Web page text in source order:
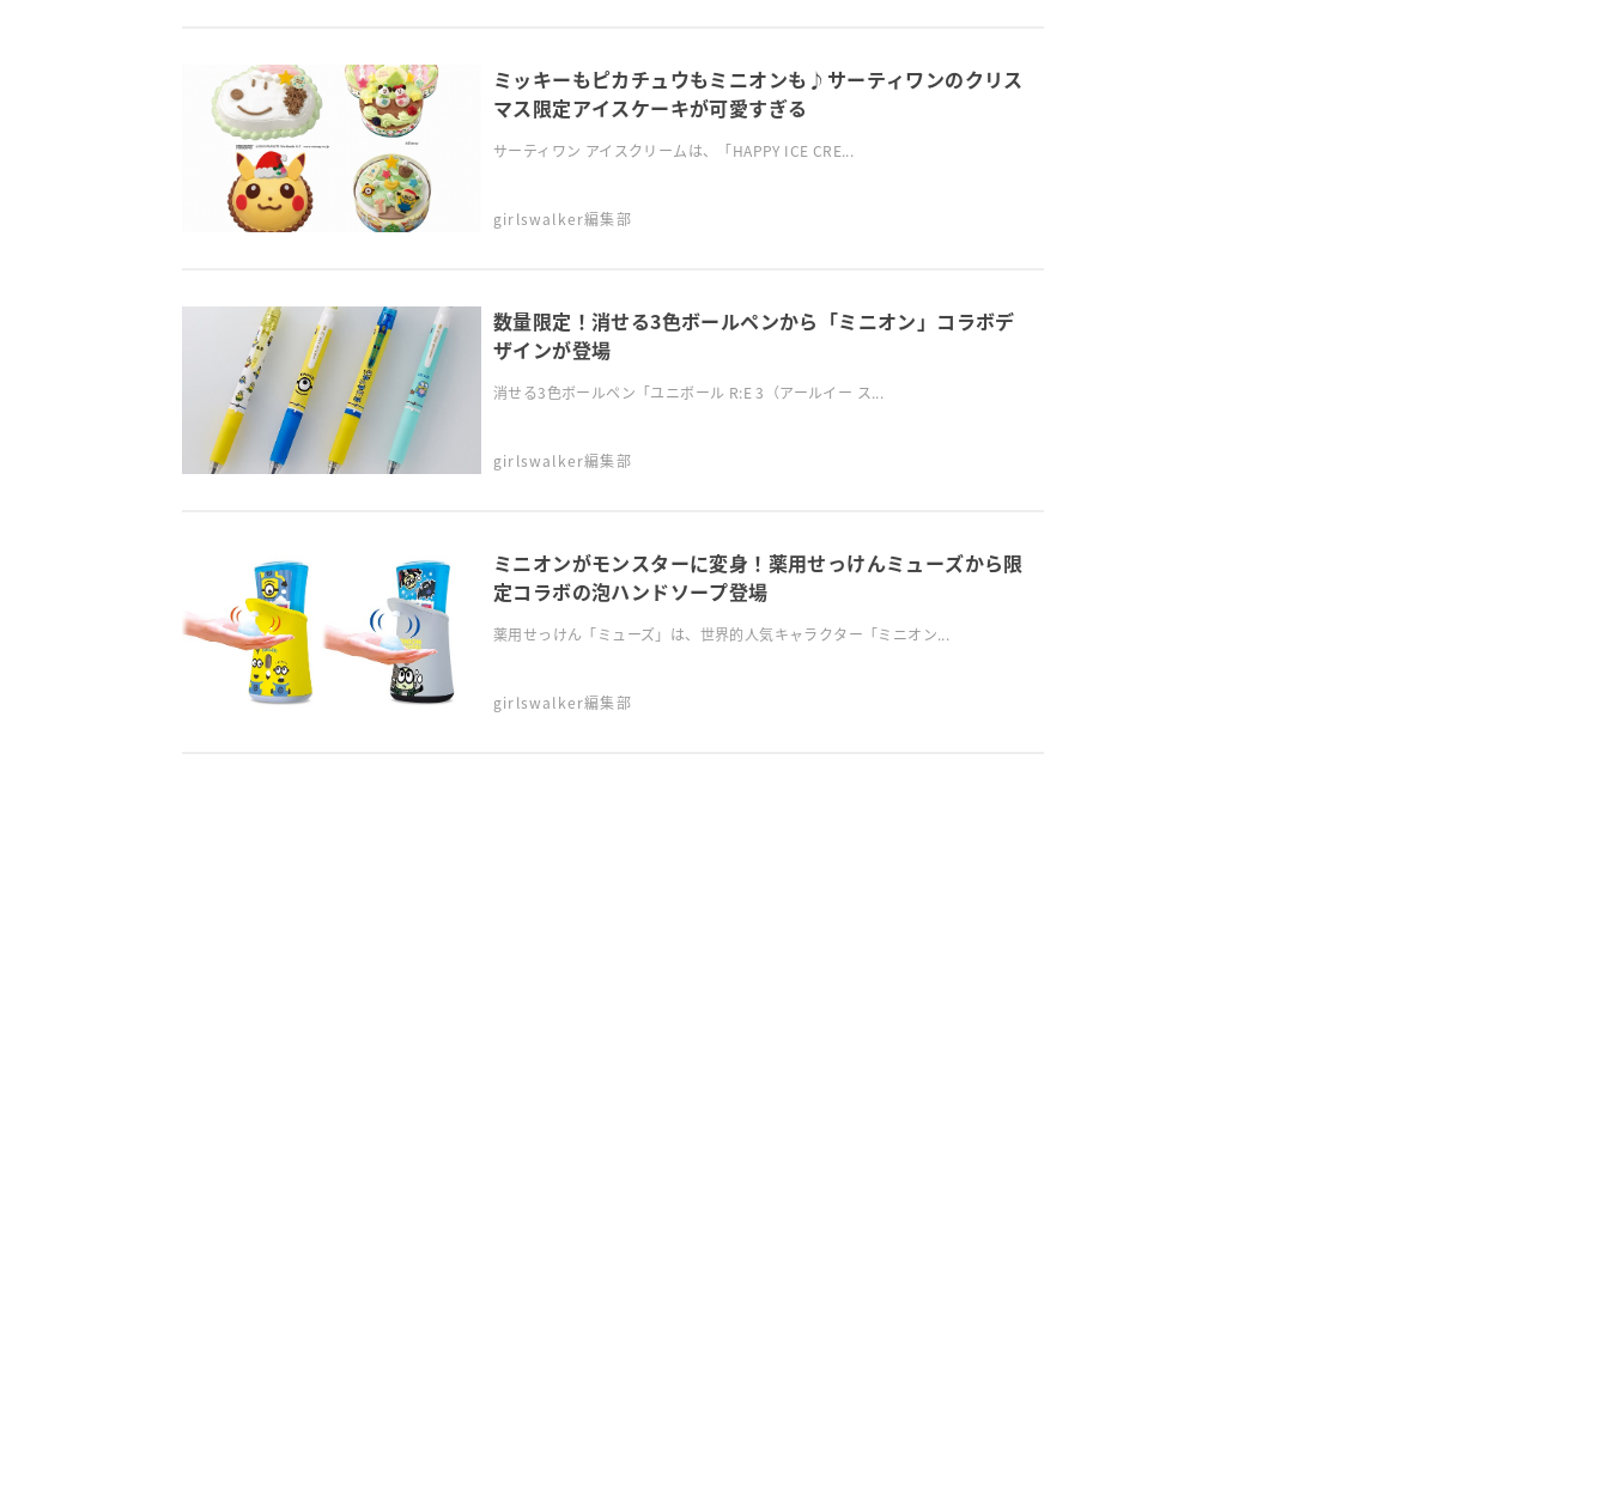
ミッキーもピカチュウもミニオンも♪サーティワンのクリス
マス限定アイスケーキが可愛すぎる
サーティワン アイスクリームは、「HAPPY ICE CRE...
girlswalker編集部
数量限定！消せる3色ボールペンから「ミニオン」コラボデ
ザインが登場
消せる3色ボールペン「ユニボール R:E 3（アールイー ス...
girlswalker編集部
ミニオンがモンスターに変身！薬用せっけんミューズから限
定コラボの泡ハンドソープ登場
薬用せっけん「ミューズ」は、世界的人気キャラクター「ミニオン...
girlswalker編集部